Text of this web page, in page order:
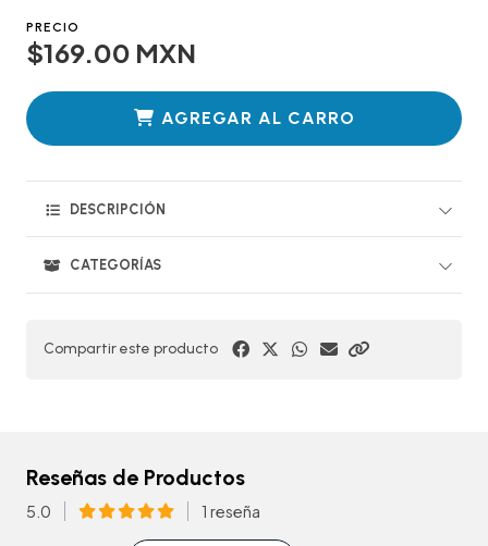
PRECIO
$169.00 MXN
AGREGAR AL CARRO
DESCRIPCIÓN
CATEGORÍAS
Compartir este producto
Reseñas de Productos
5.0 1 reseña